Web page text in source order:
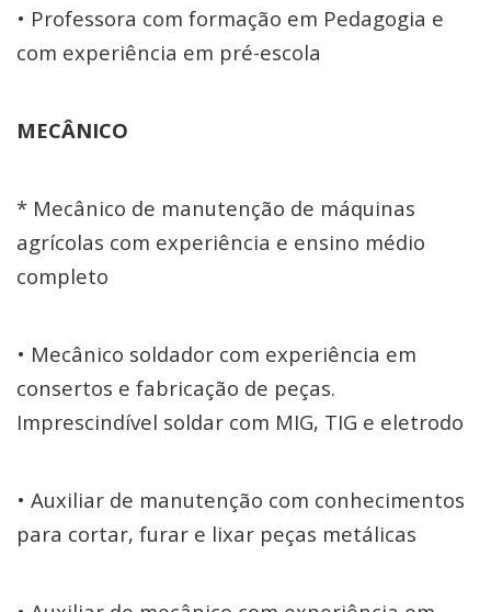
• Professora com formação em Pedagogia e
com experiência em pré-escola
MECÂNICO
* Mecânico de manutenção de máquinas
agrícolas com experiência e ensino médio
completo
• Mecânico soldador com experiência em
consertos e fabricação de peças.
Imprescindível soldar com MIG, TIG e eletrodo
• Auxiliar de manutenção com conhecimentos
para cortar, furar e lixar peças metálicas